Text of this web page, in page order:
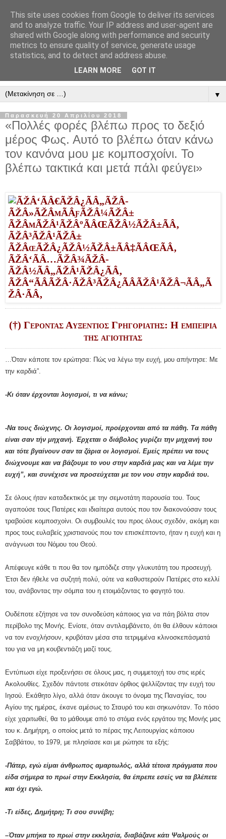
" Εξομολογεῖσθε τῶ Κυρίῳ
"
ὃτι ἀγαθός, ὃτι εἰς τόν αἰῶνα τό ἔλεος αὐτοῦ. Αλληλούϊα.
▼
Παρασκευή 20 Απριλίου 2018
«Πολλές φορές βλέπω προς το δεξιό
μέρος Φως. Αυτό το βλέπω όταν κάνω
τον κανόνα μου με κομποσχοίνι. Το
βλέπω τακτικά και μετά πάλι φεύγει»
(†) Γέροντας Αυξέντιος Γρηγοριάτης: Η εμπειρία
της αγιότητας
…Όταν κάποτε τον ερώτησα: Πώς να λέγω την ευχή, μου απήντησε: Με
την καρδιά”.
-Κι όταν έρχονται λογισμοί, τι να κάνω;
-Να τους διώχνης. Οι λογισμοί, προέρχονται από τα πάθη. Τα πάθη
είναι σαν τήν μηχανή. Έρχεται ο διάβολος γυρίζει την μηχανή του
και τότε βγαίνουν σαν τα ζάρια οι λογισμοί. Εμείς πρέπει να τους
διώχνουμε και να βάζουμε το νου στην καρδιά μας και να λέμε την
ευχή”, και συνέχισε να προσεύχεται με τον νου στην καρδιά του.
Σε όλους ήταν καταδεκτικός με την σεμνοτάτη παρουσία του. Τους
αγαπούσε τους Πατέρες και ιδιαίτερα αυτούς που τον διακονούσαν τους
τραβούσε κομποσχοίνι. Οι συμβουλές του προς όλους σχεδόν, ακόμη και
προς τους ευλαβείς χριστιανούς που τον επισκέπτοντο, ήταν η ευχή και η
ανάγνωσι του Νόμου του Θεού.
Απέφευγε κάθε τι που θα τον ημπόδιζε στην γλυκυτάτη του προσευχή.
Έτσι δεν ήθελε να συζητή πολύ, ούτε να καθυστερούν Πατέρες στο κελλί
του, ανάβοντας την σόμπα του η ετοιμάζοντας το φαγητό του.
Ουδέποτε εζήτησε να τον συνοδεύση κάποιος για να πάη βόλτα στον
περίβολο της Μονής. Ενίοτε, όταν αντιλαμβάνετο, ότι θα έλθουν κάποιοι
να τον ενοχλήσουν, κρυβόταν μέσα στα τετριμμένα κλινοσκεπάσματά
του για να μη κουβεντιάζη μαζί τους.
Εντύπωσι είχε προξενήσει σε όλους μας, η συμμετοχή του στις ιερές
Ακολουθίες. Σχεδόν πάντοτε στεκόταν όρθιος ψελλίζοντας την ευχή του
Ιησού. Εκάθητο λίγο, αλλά όταν άκουγε το όνομα της Παναγίας, του
Αγίου της ημέρας, έκανε αμέσως το Σταυρό του και σηκωνόταν. Το πόσο
είχε χαριτωθεί, θα το μάθουμε από το στόμα ενός εργάτου της Μονής μας
του κ. Δημήτρη, ο οποίος μετά το πέρας της Λειτουργίας κάποιου
Σαββάτου, το 1979, με πλησίασε και με ρώτησε τα εξής:
-Πάτερ, εγώ είμαι άνθρωπος αμαρτωλός, αλλά τέτοια πράγματα που
είδα σήμερα το πρωί στην Εκκλησία, θα έπρεπε εσείς να τα βλέπετε
και όχι εγώ.
-Τι είδες, Δημήτρη; Τι σου συνέβη;
–Όταν μπήκα το πρωί στην εκκλησία, διαβάζανε κάτι Ψαλμούς οι
This site uses cookies from Google to deliver its services
and to analyze traffic. Your IP address and user-agent are
shared with Google along with performance and security
metrics to ensure quality of service, generate usage
statistics, and to detect and address abuse.
LEARN MORE GOT IT